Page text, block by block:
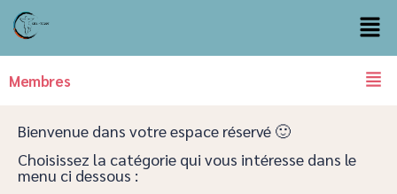
Membres
Bienvenue dans votre espace réservé 🙂
Choisissez la catégorie qui vous intéresse dans le
menu ci dessous :​​